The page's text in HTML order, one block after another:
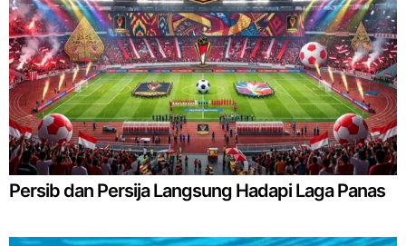
Persib dan Persija Langsung Hadapi Laga Panas